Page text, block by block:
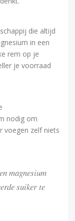
die altijd
in een
rem op je
je voorraad
nodig om
voegen zelf niets
magnesium
suiker te